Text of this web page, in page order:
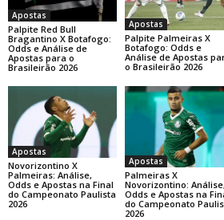
Apostas
Palpite Red Bull
Bragantino X Botafogo:
Odds e Análise de
Apostas para o
Brasileirão 2026
Apostas
Palpite Palmeiras X
Botafogo: Odds e
Análise de Apostas
o Brasileirão 2026
Apostas
Novorizontino X
Palmeiras: Análise,
Odds e Apostas na Final
do Campeonato Paulista
2026
Apostas
Palmeiras X
Novorizontino:
Odds e Apostas na
do Campeonato
2026